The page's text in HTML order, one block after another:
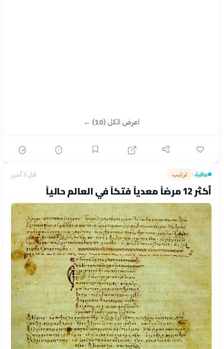
اعرض الكل (10) ←
عافية› ترتيب قبل 3 أشهر
أكثر 12 مرضاً معدياً فتكاً في العالم حالياً